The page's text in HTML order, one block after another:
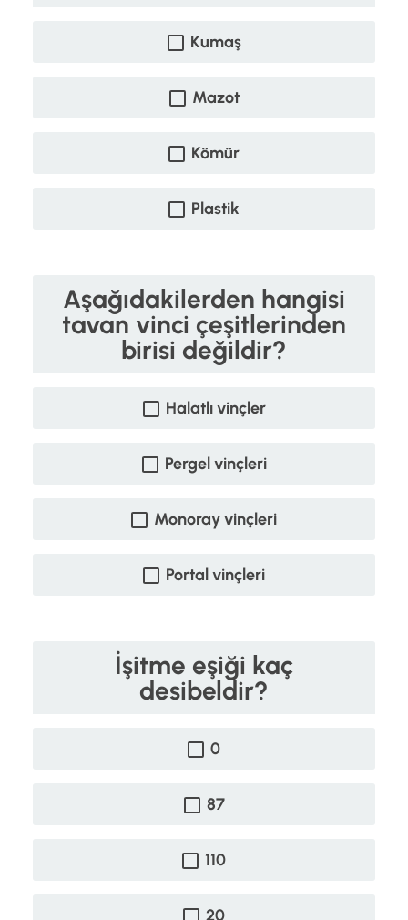
Kumaş
Mazot
Kömür
Plastik
Aşağıdakilerden hangisi
tavan vinci çeşitlerinden
birisi değildir?
Halatlı vinçler
Pergel vinçleri
Monoray vinçleri
Portal vinçleri
İşitme eşiği kaç
desibeldir?
0
87
110
20